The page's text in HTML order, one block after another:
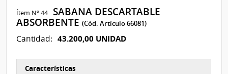
Ítem Nº 44
SABANA DESCARTABLE
ABSORBENTE(Cód. Artículo 66081)
Cantidad: 43.200,00 UNIDAD
Características